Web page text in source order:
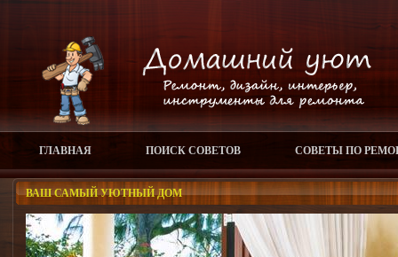
ГЛАВНАЯ ПОИСК СОВЕТОВ СОВЕТЫ ПО
ВАШ САМЫЙ УЮТНЫЙ ДОМ